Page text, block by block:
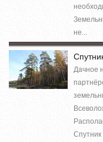
не...
Дачное
Спутник